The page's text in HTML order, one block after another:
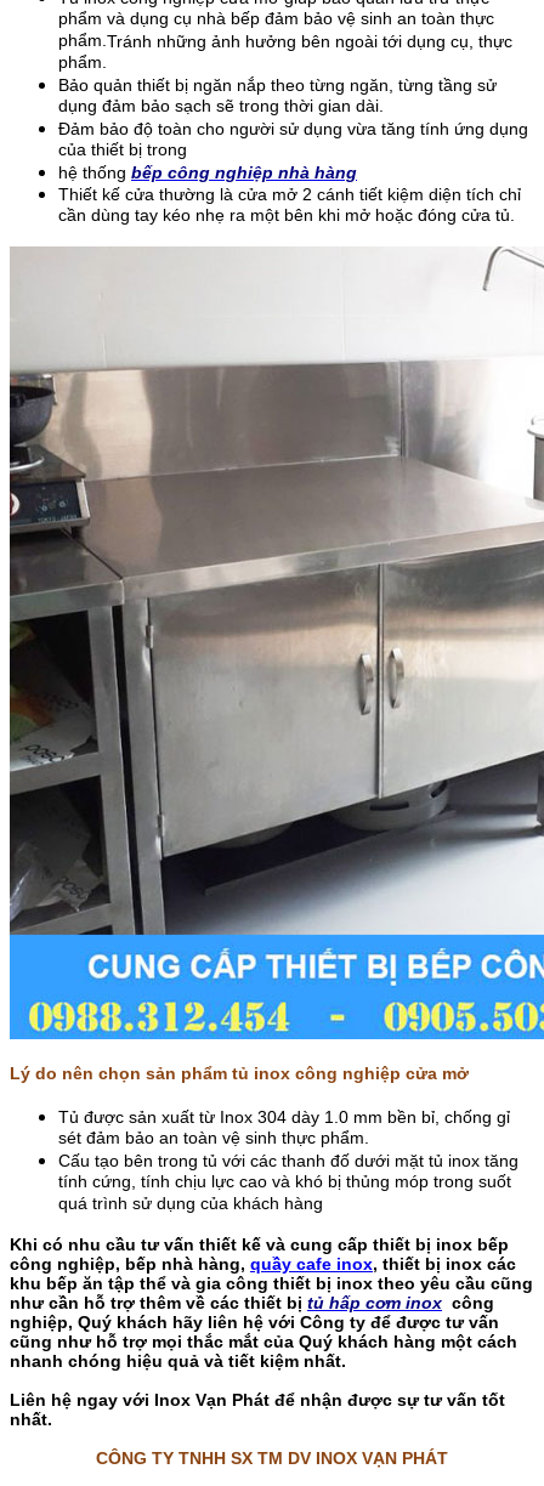
phẩm và dụng cụ nhà bếp đảm bảo vệ sinh an toàn thực
phẩm.Tránh những ảnh hưởng bên ngoài tới dụng cụ, thực
phẩm.
Bảo quản thiết bị ngăn nắp theo từng ngăn, từng tầng sử
dụng đảm bảo sạch sẽ trong thời gian dài.
Đảm bảo độ toàn cho người sử dụng vừa tăng tính ứng dụng
của thiết bị trong
hệ thống bếp công nghiệp nhà hàng
Thiết kế cửa thường là cửa mở 2 cánh tiết kiệm diện tích chỉ
cần dùng tay kéo nhẹ ra một bên khi mở hoặc đóng cửa tủ.
Lý do nên chọn sản phẩm tủ inox công nghiệp cửa mở
Tủ được sản xuất từ Inox 304 dày 1.0 mm bền bỉ, chống gỉ
sét đảm bảo an toàn vệ sinh thực phẩm.
Cấu tạo bên trong tủ với các thanh đố dưới mặt tủ inox tăng
tính cứng, tính chịu lực cao và khó bị thủng móp trong suốt
quá trình sử dụng của khách hàng
Khi có nhu cầu tư vấn thiết kế và cung cấp thiết bị inox bếp
công nghiệp, bếp nhà hàng, quầy cafe inox, thiết bị inox các
khu bếp ăn tập thể và gia công thiết bị inox theo yêu cầu cũng
như cần hỗ trợ thêm về các thiết bị tủ hấp cơm inox công
nghiệp, Quý khách hãy liên hệ với Công ty để được tư vấn
cũng như hỗ trợ mọi thắc mắt của Quý khách hàng một cách
nhanh chóng hiệu quả và tiết kiệm nhất.
Liên hệ ngay với Inox Vạn Phát để nhận được sự tư vấn tốt
nhất.
CÔNG TY TNHH SX TM DV INOX VẠN PHÁT